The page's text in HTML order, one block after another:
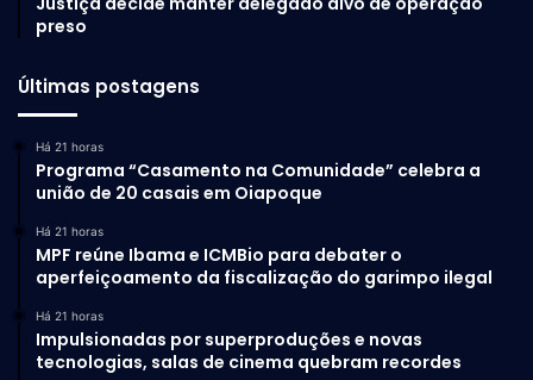
Então recuperado de uma entorse no tornozelo direito,
marcou contra a Coreia do Sul e decidiu o jogo contra a
Croácia. Mais do que isso, o tento valeu a marca histórica
de igualar Pelé como o maior artilheiro da história da
partidas a menos).
A partida ainda reservava outro gol nos minutos finais,
desta vez, do segundo tempo e da Croácia. Petkovic
aproveitou uma rápida jogada dos companheiros, arriscou
para o gol e contou com um desvio de Marquinhos para
preso
Últimas postagens
Há 21 horas
Programa “Casamento na Comunidade” celebra a
união de 20 casais em Oiapoque
Há 21 horas
MPF reúne Ibama e ICMBio para debater o
aperfeiçoamento da fiscalização do garimpo ilegal
Há 21 horas
Impulsionadas por superproduções e novas
tecnologias, salas de cinema quebram recordes